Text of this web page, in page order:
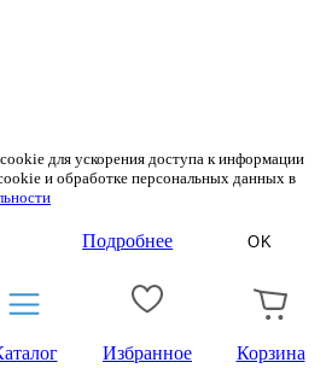
для ускорения доступа к информации
и обработке персональных данных в
Подробнее OK
Избранное Корзина